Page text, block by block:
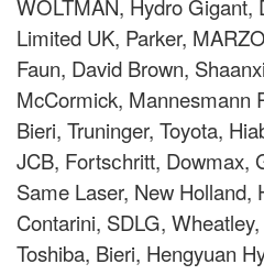
WOLTMAN, Hydro Gigant,
Limited UK, Parker,
Faun, David Brown,
McCormick, Mannesmann
Bieri, Truninger, Toyota,
JCB, Fortsсhritt, Dowmax,
Same Laser, New Holland,
Contarini, SDLG,
Toshiba, Bieri, Hengyuan